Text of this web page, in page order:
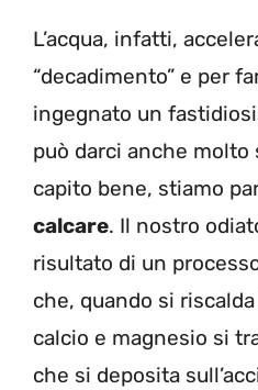
L’acqua, infatti,
“decadimento” e per
ingegnato un
può darci anche molto
capito bene, stiamo
calcare. Il nostro
risultato di un
che, quando si
calcio e magnesio si
che si deposita